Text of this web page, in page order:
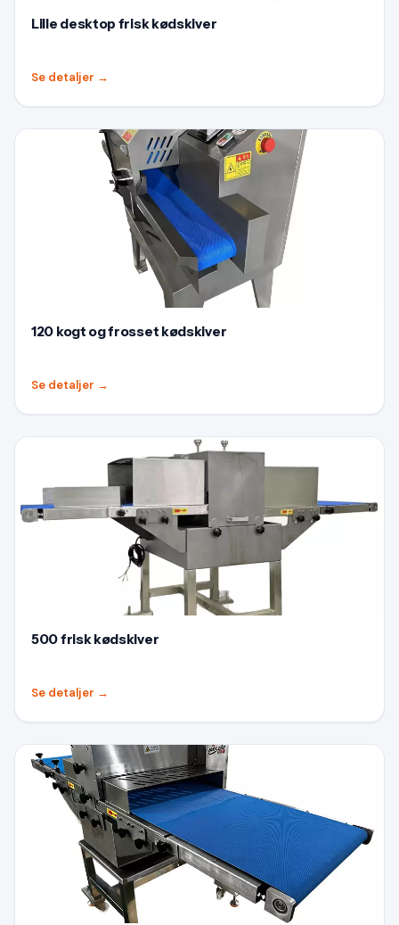
Lille desktop frisk kødskiver
Se detaljer →
120 kogt og frosset kødskiver
Se detaljer →
500 frisk kødskiver
Se detaljer →